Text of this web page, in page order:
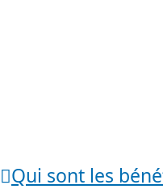
Qui sont les